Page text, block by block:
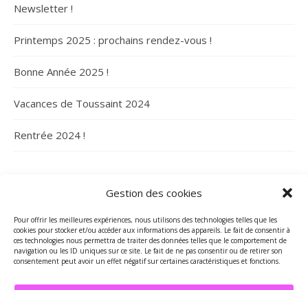
Gestion des cookies
Pour offrir les meilleures expériences, nous utilisons des technologies telles que les
cookies pour stocker et/ou accéder aux informations des appareils. Le fait de consentir à
ces technologies nous permettra de traiter des données telles que le comportement de
navigation ou les ID uniques sur ce site. Le fait de ne pas consentir ou de retirer son
consentement peut avoir un effet négatif sur certaines caractéristiques et fonctions.
Newsletter !
Printemps 2025 : prochains rendez-vous !
Bonne Année 2025 !
Vacances de Toussaint 2024
Rentrée 2024 !
ARCHIVES
Archives